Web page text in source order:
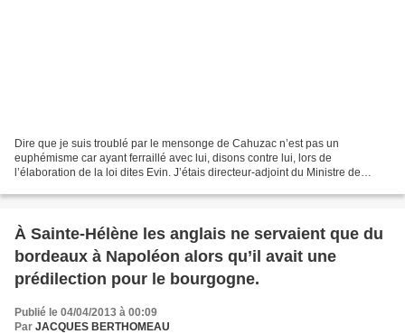
Dire que je suis troublé par le mensonge de Cahuzac n’est pas un
euphémisme car ayant ferraillé avec lui, disons contre lui, lors de
l’élaboration de la loi dites Evin. J’étais directeur-adjoint du Ministre de
À Sainte-Hélène les anglais ne servaient que du
bordeaux à Napoléon alors qu’il avait une
prédilection pour le bourgogne.
Publié le 04/04/2013 à 00:09
Par JACQUES BERTHOMEAU